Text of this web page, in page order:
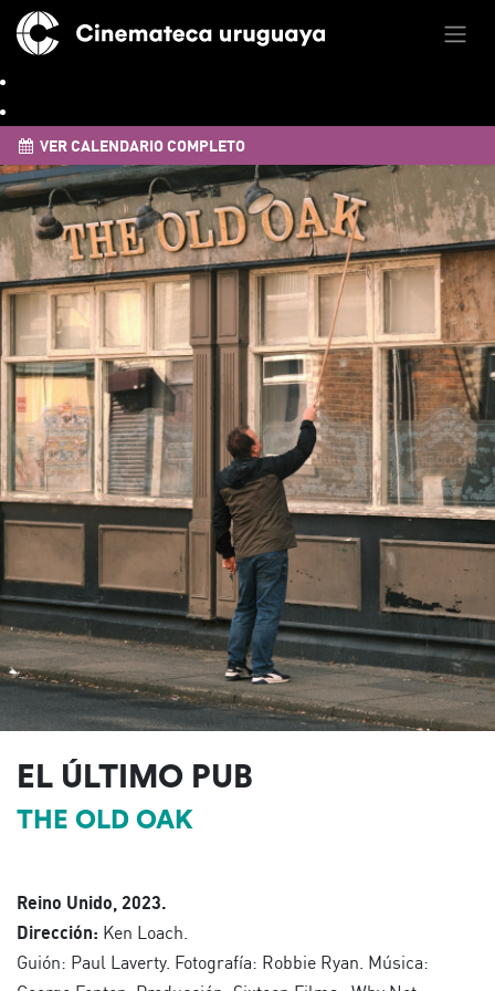
VER CALENDARIO COMPLETO
EL ÚLTIMO PUB
THE OLD OAK
Reino Unido, 2023.
Dirección: Ken Loach.
Guión: Paul Laverty. Fotografía: Robbie Ryan. Música: